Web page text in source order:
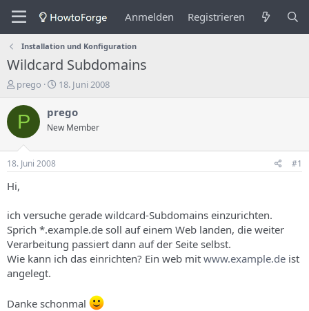
Anmelden Registrieren
Installation und Konfiguration
Wildcard Subdomains
E
s
e
e
r
d
s
T
h
e
m
a
prego
E
s
e
d
a
t
u
18. Juni 2008
P prego
New Member
18. Juni 2008 #1
Hi,
ich versuche gerade wildcard-Subdomains einzurichten.
Sprich *.example.de soll auf einem Web landen, die weiter
Verarbeitung passiert dann auf der Seite selbst.
Wie kann ich das einrichten? Ein web mit www.example.de ist
angelegt.
Danke schonmal